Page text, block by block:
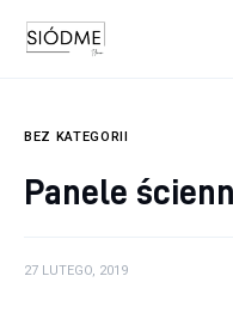
Edukacja
BEZ KATEGORII
Panele
27 LUTEGO, 2019